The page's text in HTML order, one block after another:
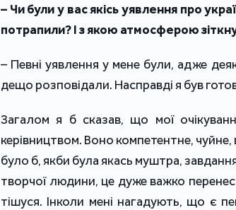
– Чи були у вас якісь уявлення про
потрапили? І з якою атмосферою
– Певні уявлення у мене були, адже
дещо розповідали. Насправді я був
Загалом я б сказав, що мої
керівництвом. Воно компетентне,
було б, якби була якась муштра,
творчої людини, це дуже важко
тішуся. Інколи мені нагадують, що є